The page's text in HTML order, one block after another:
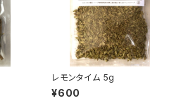
レモンタイム 5g
¥600